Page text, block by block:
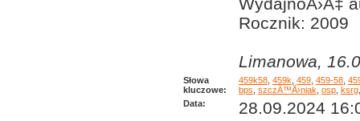
Rocznik: 2009
Limanowa,
Słowa
kluczowe:
459k58 459k 459 459-58
bps szczÄ™Å›niak osp ksrg
Data:
28.09.2024